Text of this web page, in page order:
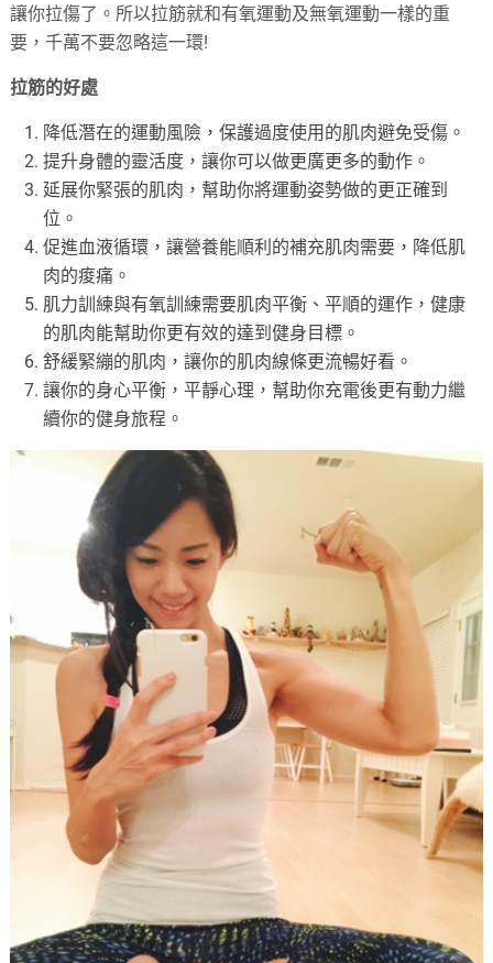
讓你拉傷了。所以拉筋就和有氧運動及無氧運動一樣的重
要，千萬不要忽略這一環!
拉筋的好處
降低潛在的運動風險，保護過度使用的肌肉避免受傷。
提升身體的靈活度，讓你可以做更廣更多的動作。
延展你緊張的肌肉，幫助你將運動姿勢做的更正確到
位。
促進血液循環，讓營養能順利的補充肌肉需要，降低肌
肉的痠痛。
肌力訓練與有氧訓練需要肌肉平衡、平順的運作，健康
的肌肉能幫助你更有效的達到健身目標。
舒緩緊繃的肌肉，讓你的肌肉線條更流暢好看。
讓你的身心平衡，平靜心理，幫助你充電後更有動力繼
續你的健身旅程。